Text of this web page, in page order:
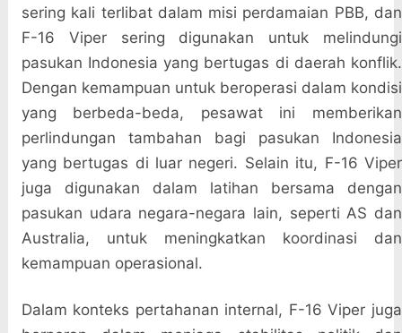
sering kali terlibat dalam misi perdamaian PBB, dan
F-16 Viper sering digunakan untuk melindungi
pasukan Indonesia yang bertugas di daerah konflik.
Dengan kemampuan untuk beroperasi dalam kondisi
yang berbeda-beda, pesawat ini memberikan
perlindungan tambahan bagi pasukan Indonesia
yang bertugas di luar negeri. Selain itu, F-16 Viper
juga digunakan dalam latihan bersama dengan
pasukan udara negara-negara lain, seperti AS dan
Australia, untuk meningkatkan koordinasi dan
kemampuan operasional.
Dalam konteks pertahanan internal, F-16 Viper juga